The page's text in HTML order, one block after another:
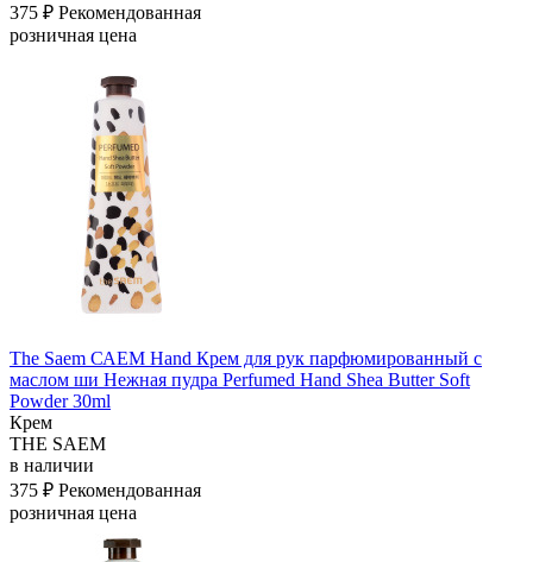
375 ₽ Рекомендованная
розничная цена
The Saem САЕМ Hand Крем для рук парфюмированный с
маслом ши Нежная пудра Perfumed Hand Shea Butter Soft
Powder 30ml
Крем
THE SAEM
в наличии
375 ₽ Рекомендованная
розничная цена